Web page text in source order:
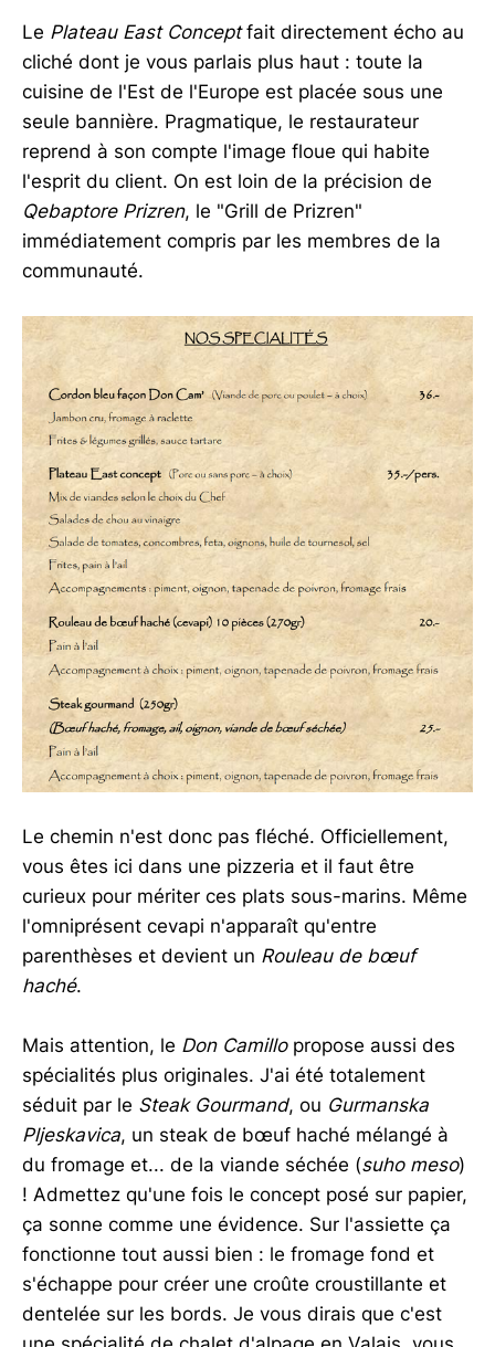
Le Plateau East Conceptfait directement écho au
cliché dont je vous parlais plus haut : toute la
cuisine de l'Est de l'Europe est placée sous une
seule bannière. Pragmatique, le restaurateur
reprend à son compte l'image floue qui habite
l'esprit du client. On est loin de la précision de
Qebaptore Prizren, le "Grill de Prizren"
immédiatement compris par les membres de la
communauté.
Le chemin n'est donc pas fléché. Officiellement,
vous êtes ici dans une pizzeria et il faut être
curieux pour mériter ces plats sous-marins. Même
l'omniprésent cevapi n'apparaît qu'entre
parenthèses et devient un Rouleau de bœuf
haché.
Mais attention, le Don Camillopropose aussi des
spécialités plus originales. J'ai été totalement
séduit par le Steak Gourmand, ou Gurmanska
Pljeskavica, un steak de bœuf haché mélangé à
du fromage et... de la viande séchée (suho meso)
! Admettez qu'une fois le concept posé sur papier,
ça sonne comme une évidence. Sur l'assiette ça
fonctionne tout aussi bien : le fromage fond et
s'échappe pour créer une croûte croustillante et
dentelée sur les bords. Je vous dirais que c'est